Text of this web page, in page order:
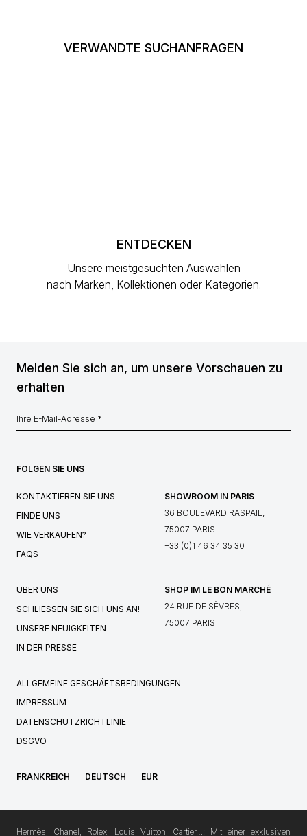
VERWANDTE SUCHANFRAGEN
ENTDECKEN
Unsere meistgesuchten Auswahlen
nach Marken, Kollektionen oder Kategorien.
Melden Sie sich an, um unsere Vorschauen zu
erhalten
FOLGEN SIE UNS
KONTAKTIEREN SIE UNS
FINDE UNS
WIE VERKAUFEN?
FAQS
SHOWROOM IN PARIS
36 BOULEVARD RASPAIL,
75007 PARIS
+33 (0)1 46 34 35 30
ÜBER UNS
SCHLIESSEN SIE SICH UNS AN!
UNSERE NEUIGKEITEN
IN DER PRESSE
SHOP IM LE BON MARCHÉ
24 RUE DE SÈVRES,
75007 PARIS
ALLGEMEINE GESCHÄFTSBEDINGUNGEN
IMPRESSUM
DATENSCHUTZRICHTLINIE
DSGVO
FRANKREICH DEUTSCH EUR
Hermès, Chanel, Rolex, Louis Vuitton, Cartier…: Mit einer exklusiven